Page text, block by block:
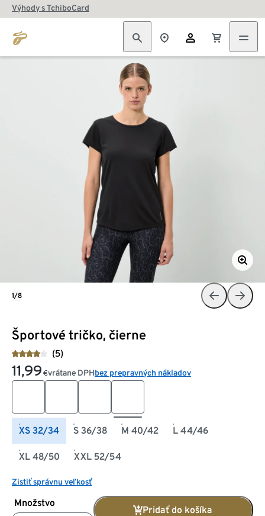
Výhody s TchiboCard
Športové tričko, čierne
(5)
11,99 €vrátane DPHbez prepravných nákladov
XS 32/34 S 36/38 M 40/42 L 44/46
XL 48/50 XXL 52/54
Zistiť správnu veľkosť
Množstvo
Pridať do košíka
1/8